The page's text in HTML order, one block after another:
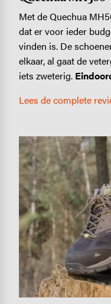
Met de Quechua
dat er voor ieder
vinden is. De
elkaar, al gaat de
iets zweterig.
Lees de complete
Image